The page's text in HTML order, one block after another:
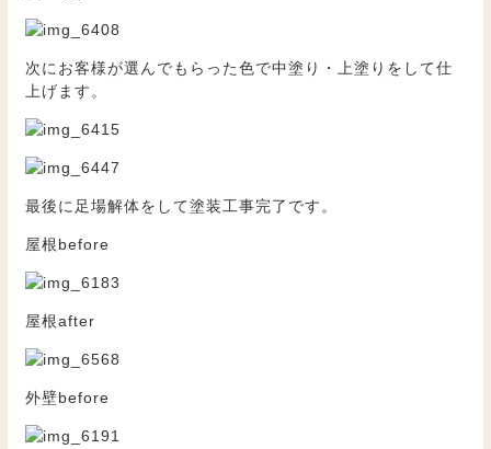
次にお客様が選んでもらった色で中塗り・上塗りをして仕
上げます。
最後に足場解体をして塗装工事完了です。
屋根before
屋根after
外壁before